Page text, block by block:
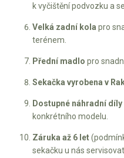
k vyčištění podvozku a
Velká zadní kola pro
terénem.
Přední madlo pro
Sekačka vyrobena v
Dostupné náhradní díly
konkrétního modelu.
Záruka až 6 let
sekačku u nás